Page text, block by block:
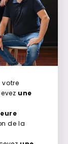
votre
une
de la